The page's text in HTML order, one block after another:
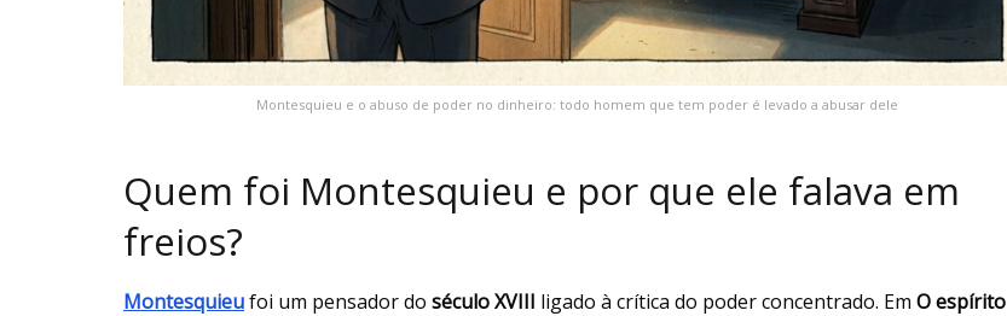
Montesquieu e o abuso de poder no dinheiro: todo homem que tem poder é levado a abusar dele
Quem foi Montesquieu e por que ele falava em
freios?
Montesquieufoi um pensador do século XVIII ligado à crítica do poder concentrado. Em O espírito